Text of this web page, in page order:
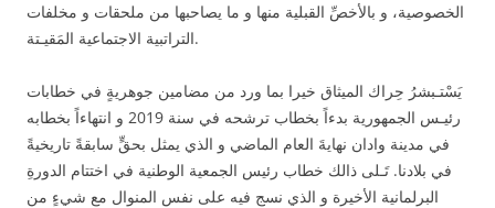
الخصوصية، و بالأخصِّ القبلية منها و ما يصاحبها من ملحقات و مخلفات
التراتبية الاجتماعية المَقيـتة.
يَسْتـبشرُ حِراك الميثاق خيرا بما ورد من مضامين جوهريةٍ في خطابات
رئيـس الجمهورية بدءاً بخطاب ترشحه في سنة 2019 و انتهاءاً بخطابه
في مدينة وادان نهايةَ العام الماضي و الذي يمثل بحقٍّ سابقةً تاريخيةً
في بلادنا. تَـلى ذالك خطاب رئيس الجمعية الوطنية في اختتام الدورةِ
البرلمانية الأخيرة و الذي نسج فيه على نفس المنوال مع شيءٍ من